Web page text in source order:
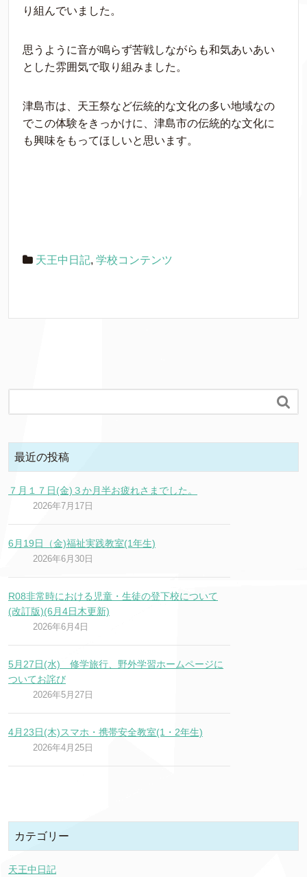
り組んでいました。
思うように音が鳴らず苦戦しながらも和気あいあい
とした雰囲気で取り組みました。
津島市は、天王祭など伝統的な文化の多い地域なの
でこの体験をきっかけに、津島市の伝統的な文化に
も興味をもってほしいと思います。
天王中日記, 学校コンテンツ

最近の投稿
７月１７日(金)３か月半お疲れさまでした。
2026年7月17日
6月19日（金)福祉実践教室(1年生)
2026年6月30日
R08非常時における児童・生徒の登下校について
(改訂版)(6月4日木更新)
2026年6月4日
5月27日(水) 修学旅行、野外学習ホームページに
ついてお詫び
2026年5月27日
4月23日(木)スマホ・携帯安全教室(1・2年生)
2026年4月25日
カテゴリー
天王中日記